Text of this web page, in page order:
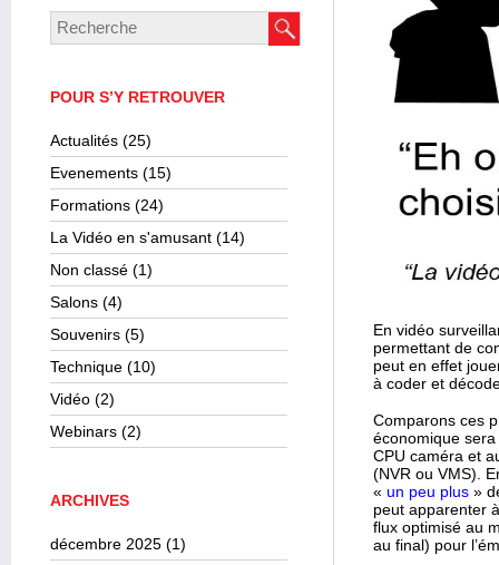
POUR S’Y RETROUVER
Actualités (25)
Evenements (15)
Formations (24)
La Vidéo en s'amusant (14)
Non classé (1)
Salons (4)
Souvenirs (5)
Technique (10)
Vidéo (2)
Webinars (2)
ARCHIVES
décembre 2025 (1)
En vidéo
permettant de
peut en effet
à coder et
Comparons ces
économique
CPU caméra et
(NVR ou VMS).
« un peu plus »
peut apparenter
flux optimisé au
au final) pour